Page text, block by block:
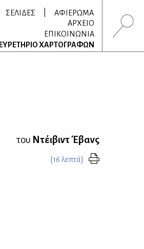
ΣΕΛΙΔΕΣ
ΑΦΙΕΡΩΜΑ
ΑΡΧΕΙΟ
ΕΠΙΚΟΙΝΩΝΙΑ
ΕΥΡΕΤΗΡΙΟ ΧΑΡΤΟΓΡΑΦΩΝ
του Ντέιβιντ Έβανς
{16 λεπτά}